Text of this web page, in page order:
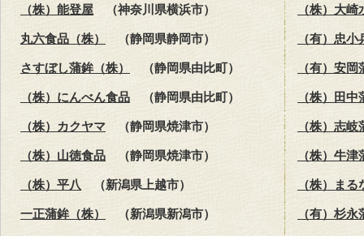
（株）能登屋 （神奈川県横浜市） （株）大崎
丸六食品（株） （静岡県静岡市） （有）忠
さすぼし蒲鉾（株） （静岡県由比町） （有）安岡
（株）にんべん食品 （静岡県由比町） （株）田
（株）カクヤマ （静岡県焼津市） （株）志
（株）山徳食品 （静岡県焼津市） （株）牛津
（株）平八 （新潟県上越市） （株）ま
一正蒲鉾（株） （新潟県新潟市） （有）杉永